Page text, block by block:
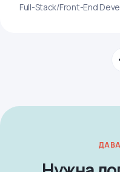
Full-Stack/Front-End